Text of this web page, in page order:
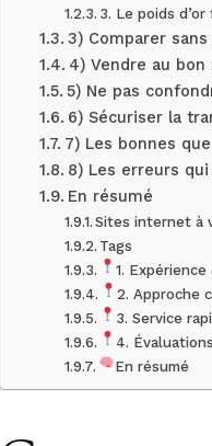
3. Le poids
3) Comparer
4) Vendre au
5) Ne pas
6) Sécuriser la
7) Les bonnes
8) Les erreurs
En résumé
Sites internet à
Tags
1.
2. Approche
3. Service
4.
En résumé